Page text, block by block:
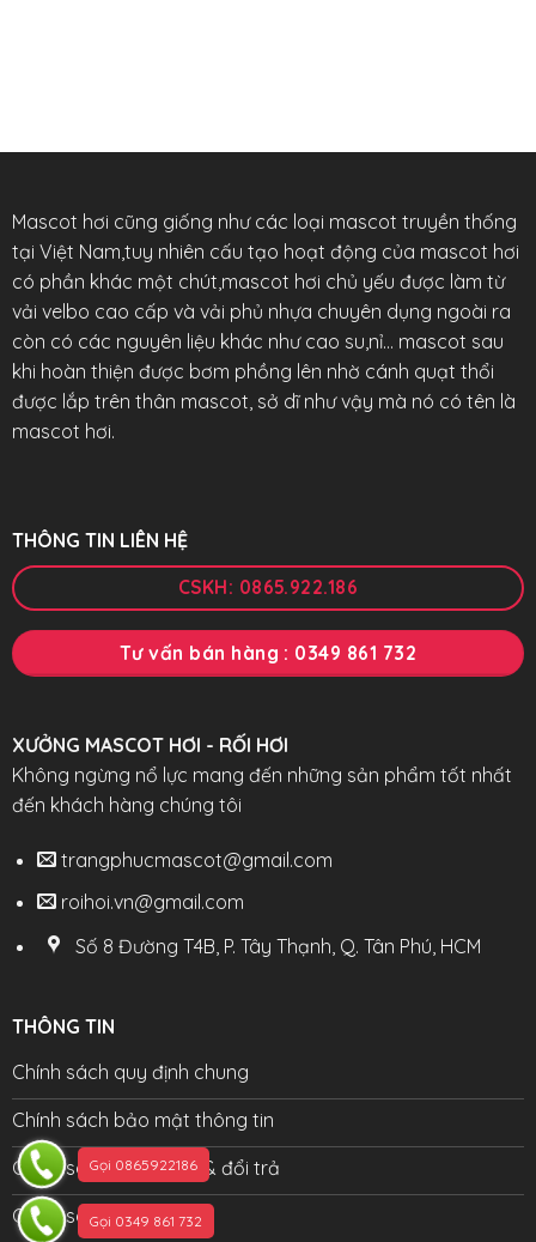
Mascot hơi cũng giống như các loại mascot truyền thống
tại Việt Nam,tuy nhiên cấu tạo hoạt động của mascot hơi
có phần khác một chút,mascot hơi chủ yếu được làm từ
vải velbo cao cấp và vải phủ nhựa chuyên dụng ngoài ra
còn có các nguyên liệu khác như cao su,nỉ… mascot sau
khi hoàn thiện được bơm phồng lên nhờ cánh quạt thổi
được lắp trên thân mascot, sở dĩ như vậy mà nó có tên là
mascot hơi.
THÔNG TIN LIÊN HỆ
CSKH: 0865.922.186
Tư vấn bán hàng : 0349 861 732
XƯỞNG MASCOT HƠI - RỐI HƠI
Không ngừng nổ lực mang đến những sản phẩm tốt nhất
đến khách hàng chúng tôi
trangphucmascot@gmail.com
roihoi.vn@gmail.com
Số 8 Đường T4B, P. Tây Thạnh, Q. Tân Phú, HCM
THÔNG TIN
Chính sách quy định chung
Chính sách bảo mật thông tin
Chính sách bảo hành & đổi trả
Chính sách đại lý
Gọi 0865922186
Gọi 0349 861 732